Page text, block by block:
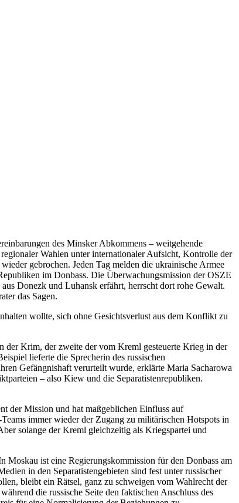
des Minsker Abkommens – weitgehende
Wahlen unter internationaler Aufsicht, Kontrolle der
gebrochen. Jeden Tag melden die ukrainische Armee
im Donbass. Die Überwachungsmission der OSZE
Donezk und Luhansk erfährt, herrscht dort rohe Gewalt.
das Sagen.
wollte, sich ohne Gesichtsverlust aus dem Konflikt zu
der Krim, der zweite der vom Kreml gesteuerte Krieg in der
lieferte die Sprecherin des russischen
Gefängnishaft verurteilt wurde, erklärte Maria Sacharowa
– also Kiew und die Separatistenrepubliken.
der Mission und hat maßgeblichen Einfluss auf
immer wieder der Zugang zu militärischen Hotspots in
solange der Kreml gleichzeitig als Kriegspartei und
Moskau ist eine Regierungskommission für den Donbass am
in den Separatistengebieten sind fest unter russischer
bleibt ein Rätsel, ganz zu schweigen vom Wahlrecht der
die russische Seite den faktischen Anschluss des